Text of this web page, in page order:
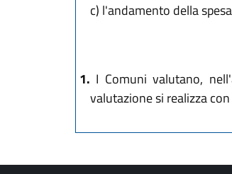
c) l'andamento della
1. I Comuni valutano,
valutazione si realizza